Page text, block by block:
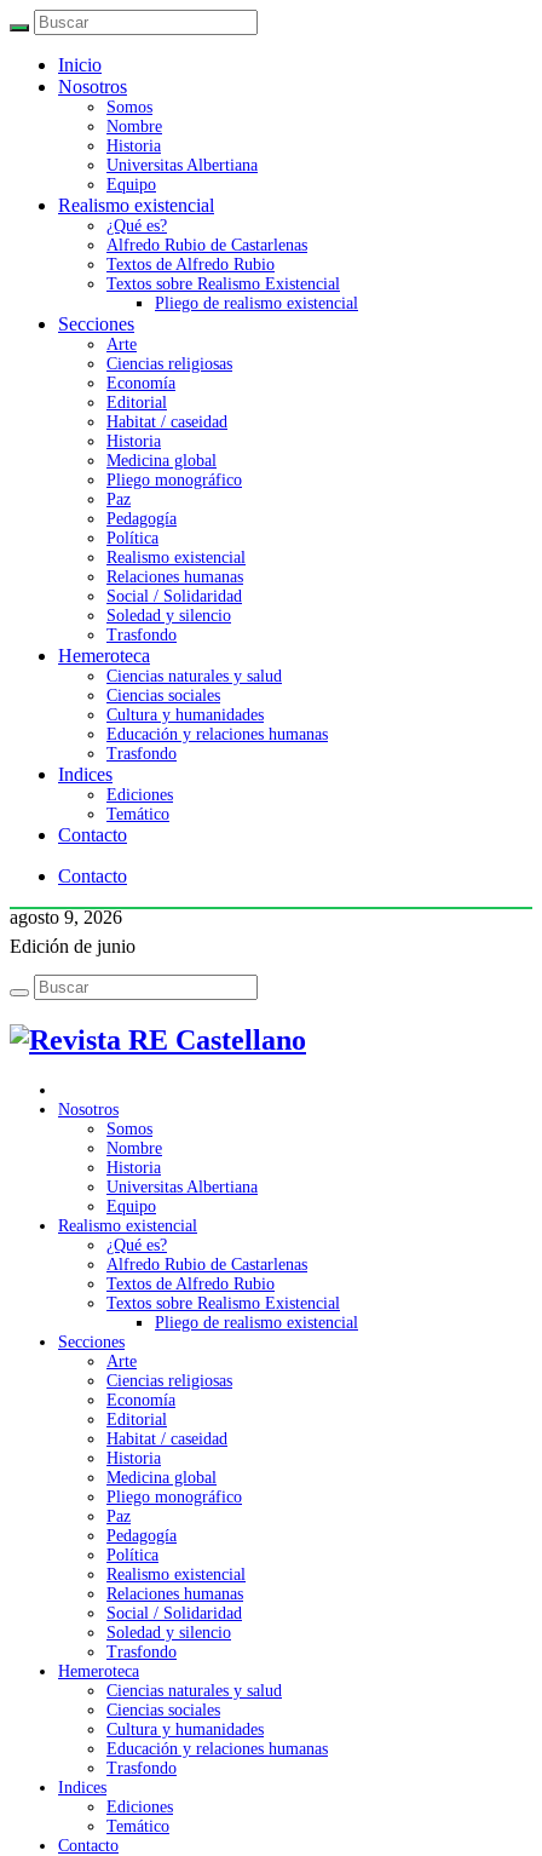
Inicio
Nosotros
Somos
Nombre
Historia
Universitas Albertiana
Equipo
Realismo existencial
¿Qué es?
Alfredo Rubio de Castarlenas
Textos de Alfredo Rubio
Textos sobre Realismo Existencial
Pliego de realismo existencial
Secciones
Arte
Ciencias religiosas
Economía
Editorial
Habitat / caseidad
Historia
Medicina global
Pliego monográfico
Paz
Pedagogía
Política
Realismo existencial
Relaciones humanas
Social / Solidaridad
Soledad y silencio
Trasfondo
Hemeroteca
Ciencias naturales y salud
Ciencias sociales
Cultura y humanidades
Educación y relaciones humanas
Trasfondo
Indices
Ediciones
Temático
Contacto
Contacto
agosto 9, 2026
Edición de junio
Nosotros
Somos
Nombre
Historia
Universitas Albertiana
Equipo
Realismo existencial
¿Qué es?
Alfredo Rubio de Castarlenas
Textos de Alfredo Rubio
Textos sobre Realismo Existencial
Pliego de realismo existencial
Secciones
Arte
Ciencias religiosas
Economía
Editorial
Habitat / caseidad
Historia
Medicina global
Pliego monográfico
Paz
Pedagogía
Política
Realismo existencial
Relaciones humanas
Social / Solidaridad
Soledad y silencio
Trasfondo
Hemeroteca
Ciencias naturales y salud
Ciencias sociales
Cultura y humanidades
Educación y relaciones humanas
Trasfondo
Indices
Ediciones
Temático
Contacto